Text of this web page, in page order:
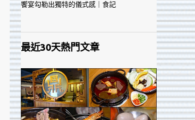
饗宴勾勒出獨特的儀式感｜食記
最近30天熱門文章